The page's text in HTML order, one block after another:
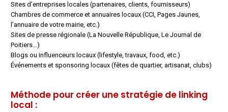
Sites d’entreprises locales (partenaires, clients, fournisseurs)
Chambres de commerce et annuaires locaux (CCI, Pages Jaunes,
l’annuaire de votre mairie, etc.)
Sites de presse régionale (La Nouvelle République, Le Journal de
Poitiers…)
Blogs ou influenceurs locaux (lifestyle, travaux, food, etc.)
Événements et sponsoring locaux (fêtes de quartier, artisanat, clubs)
Méthode pour créer une stratégie de linking
local :